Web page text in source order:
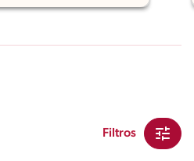
Filtros